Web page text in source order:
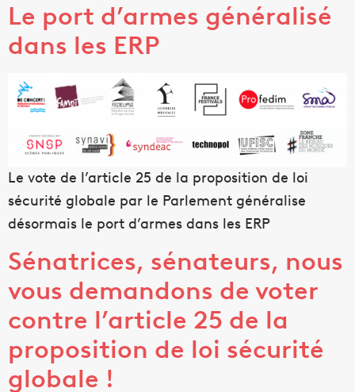
Le port d’armes généralisé
dans les ERP
Le vote de l’article 25 de la proposition de loi
sécurité globale par le Parlement généralise
désormais le port d’armes dans les ERP
Sénatrices, sénateurs, nous
vous demandons de voter
contre l’article 25 de la
proposition de loi sécurité
globale !